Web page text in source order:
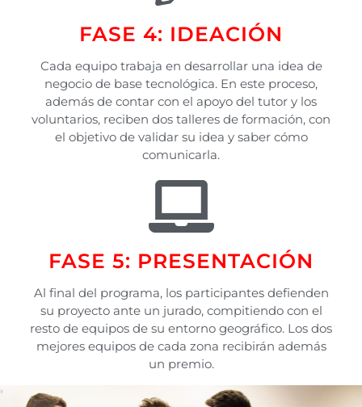
FASE 4: IDEACIÓN
Cada equipo trabaja en desarrollar una idea de
negocio de base tecnológica. En este proceso,
además de contar con el apoyo del tutor y los
voluntarios, reciben dos talleres de formación, con
el objetivo de validar su idea y saber cómo
comunicarla.
FASE 5: PRESENTACIÓN
Al final del programa, los participantes defienden
su proyecto ante un jurado, compitiendo con el
resto de equipos de su entorno geográfico. Los dos
mejores equipos de cada zona recibirán además
un premio.